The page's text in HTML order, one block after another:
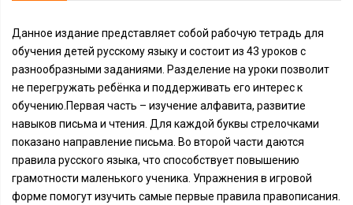
Данное издание представляет собой рабочую тетрадь для
обучения детей русскому языку и состоит из 43 уроков с
разнообразными заданиями. Разделение на уроки позволит
не перегружать ребёнка и поддерживать его интерес к
обучению.Первая часть – изучение алфавита, развитие
навыков письма и чтения. Для каждой буквы стрелочками
показано направление письма. Во второй части даются
правила русского языка, что способствует повышению
грамотности маленького ученика. Упражнения в игровой
форме помогут изучить самые первые правила правописания.